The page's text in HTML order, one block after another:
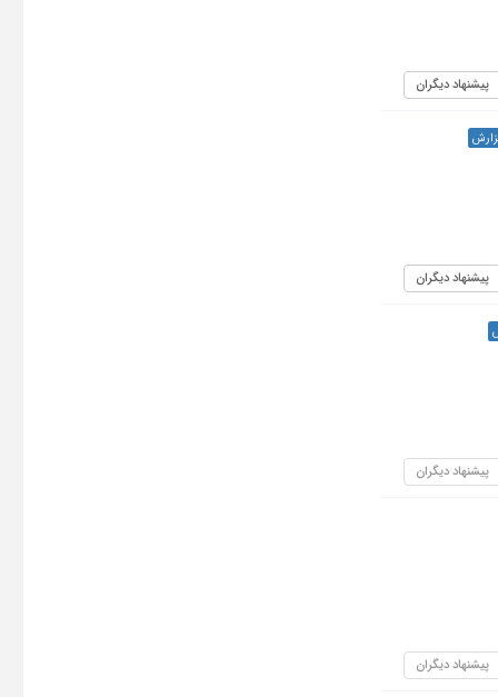
پیشنهاد دیگران
پیشنهاد دیگران
پیشنهاد دیگران
پیشنهاد دیگران